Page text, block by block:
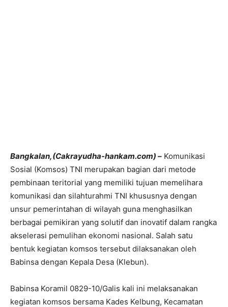
Bangkalan,(Cakrayudha-hankam.com) – Komunikasi
Sosial (Komsos) TNI merupakan bagian dari metode
pembinaan teritorial yang memiliki tujuan memelihara
komunikasi dan silahturahmi TNI khususnya dengan
unsur pemerintahan di wilayah guna menghasilkan
berbagai pemikiran yang solutif dan inovatif dalam rangka
akselerasi pemulihan ekonomi nasional. Salah satu
bentuk kegiatan komsos tersebut dilaksanakan oleh
Babinsa dengan Kepala Desa (Klebun).
Babinsa Koramil 0829-10/Galis kali ini melaksanakan
kegiatan komsos bersama Kades Kelbung, Kecamatan